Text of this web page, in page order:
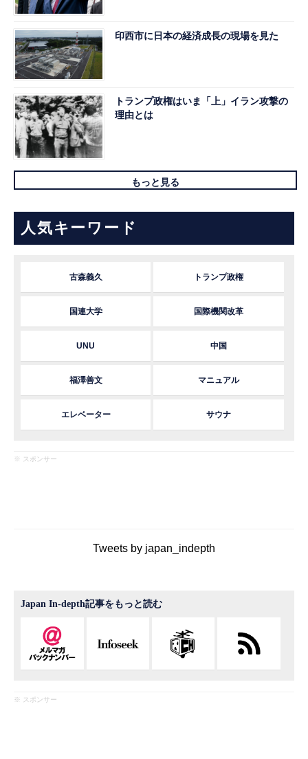
印西市に日本の経済成長の現場を見た
トランプ政権はいま「上」イラン攻撃の
理由とは
もっと見る
人気キーワード
古森義久 トランプ政権
国連大学 国際機関改革
UNU 中国
福澤善文 マニュアル
エレベーター サウナ
※ スポンサー
Tweets by japan_indepth
Japan In-depth記事をもっと読む
※ スポンサー